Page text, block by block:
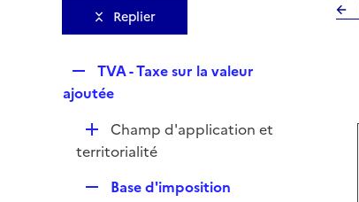
Replier
e
l
i
TVA - Taxe sur la valeur
ajoutée
D
é
Champ d'application et
territorialité
Base d'imposition